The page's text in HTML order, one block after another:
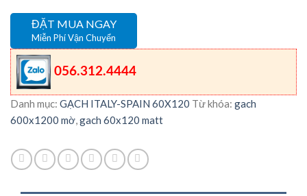
ĐẶT MUA NGAY
Miễn Phí Vận Chuyển
056.312.4444
Danh mục: GẠCH ITALY-SPAIN 60X120 Từ khóa: gach
600x1200 mờ,gach 60x120 matt